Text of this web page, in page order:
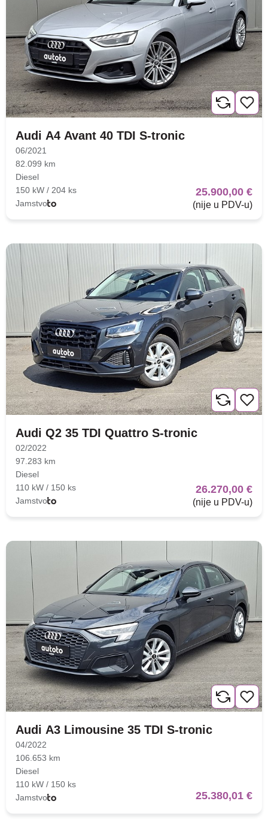
Audi A4 Avant 40 TDI S-tronic
06/2021
82.099 km
Diesel
150 kW / 204 ks
Jamstvo
25.900,00 €
(nije u PDV-u)
Audi Q2 35 TDI Quattro S-tronic
02/2022
97.283 km
Diesel
110 kW / 150 ks
Jamstvo
26.270,00 €
(nije u PDV-u)
Audi A3 Limousine 35 TDI S-tronic
04/2022
106.653 km
Diesel
110 kW / 150 ks
Jamstvo
25.380,01 €